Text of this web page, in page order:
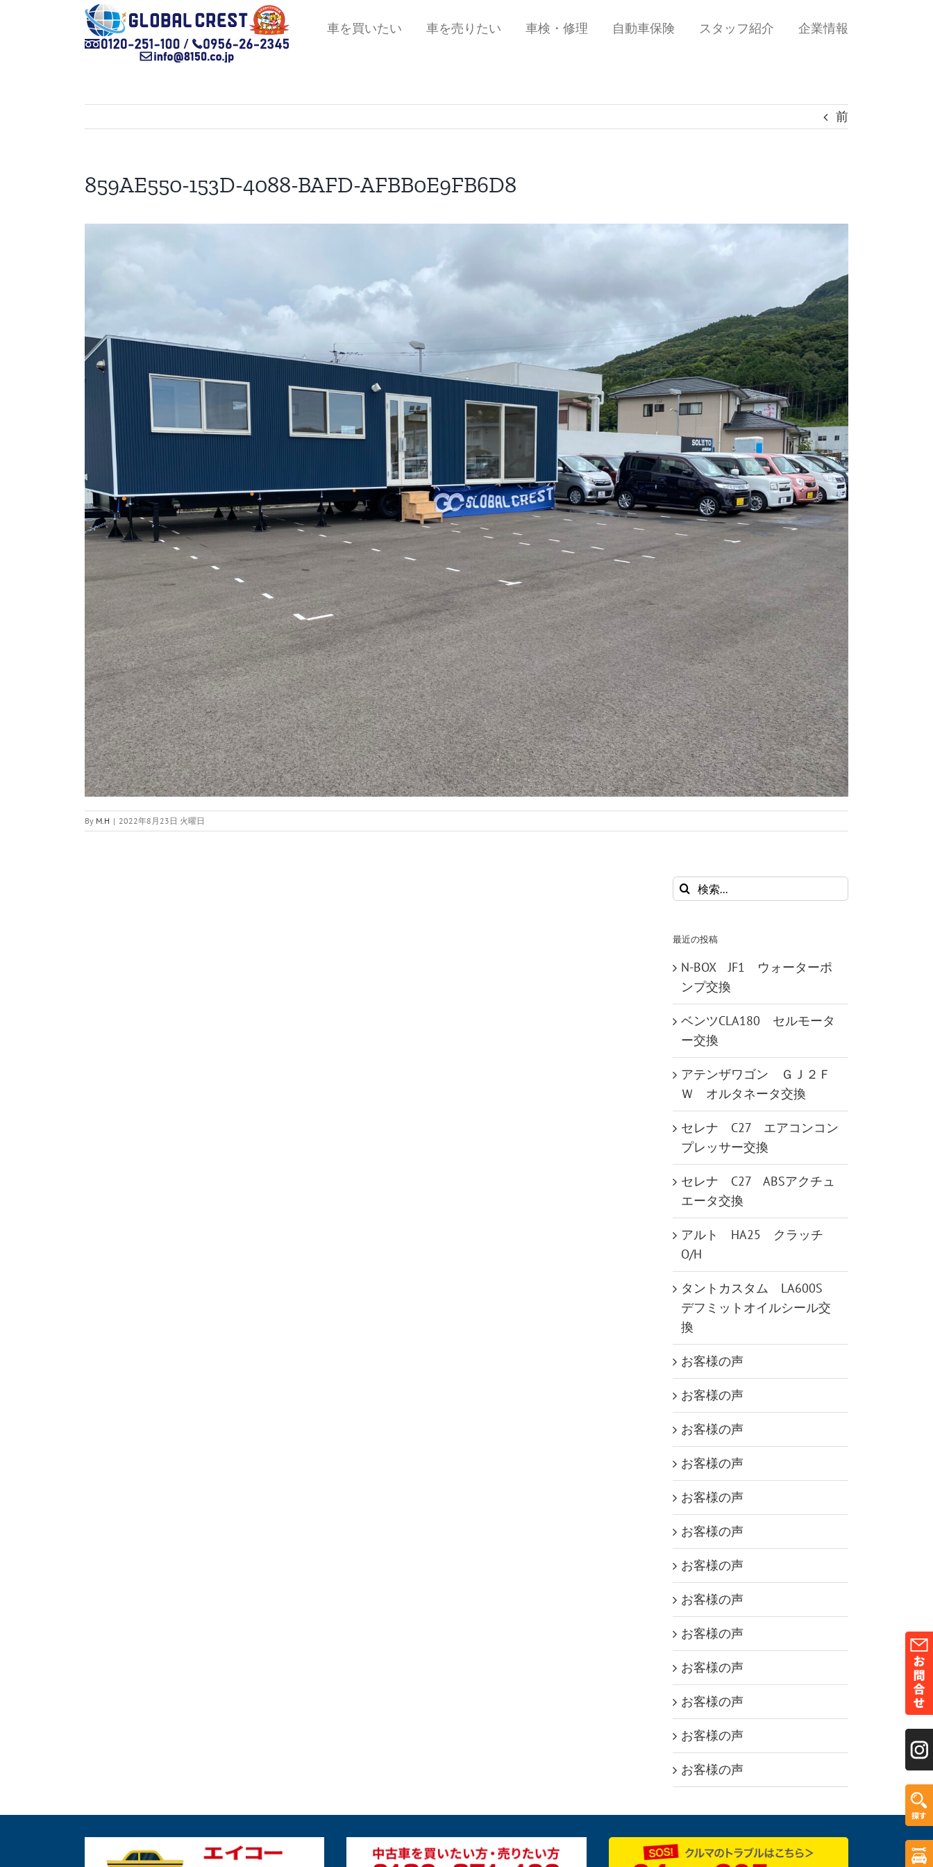
車を買いたい 車を売りたい 車検・修理 自動車保険 スタッフ紹介 企業情報
前
859AE550-153D-4088-BAFD-AFBB0E9FB6D8
By M.H | 2022年8月23日 火曜日
検
索
最近の投稿
N-BOX JF1 ウォーターポ
ンプ交換
ベンツCLA180 セルモータ
ー交換
アテンザワゴン ＧＪ２Ｆ
Ｗ オルタネータ交換
セレナ C27 エアコンコン
プレッサー交換
セレナ C27 ABSアクチュ
エータ交換
アルト HA25 クラッチ
O/H
タントカスタム LA600S
デフミットオイルシール交
換
お客様の声
お客様の声
お客様の声
お客様の声
お客様の声
お客様の声
お客様の声
お客様の声
お客様の声
お客様の声
お客様の声
お客様の声
お客様の声